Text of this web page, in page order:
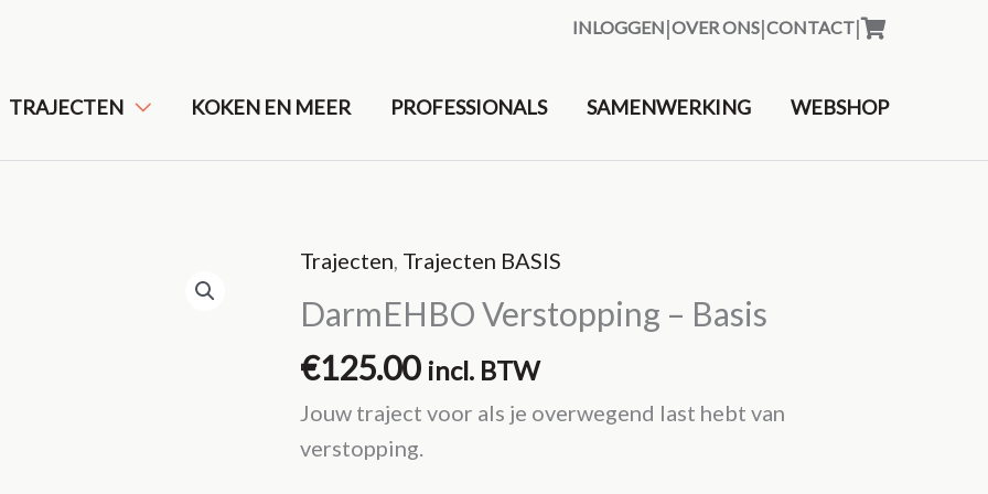
TRAJECTEN KOKEN EN MEER PROFESSIONALS SAMENWERKING WEBSHOP
INLOGGEN|OVER ONS|CONTACT|
Trajecten Trajecten BASIS
DarmEHBO Verstopping – Basis
€125.00 incl. BTW
Jouw traject voor als je overwegend last hebt van
verstopping.